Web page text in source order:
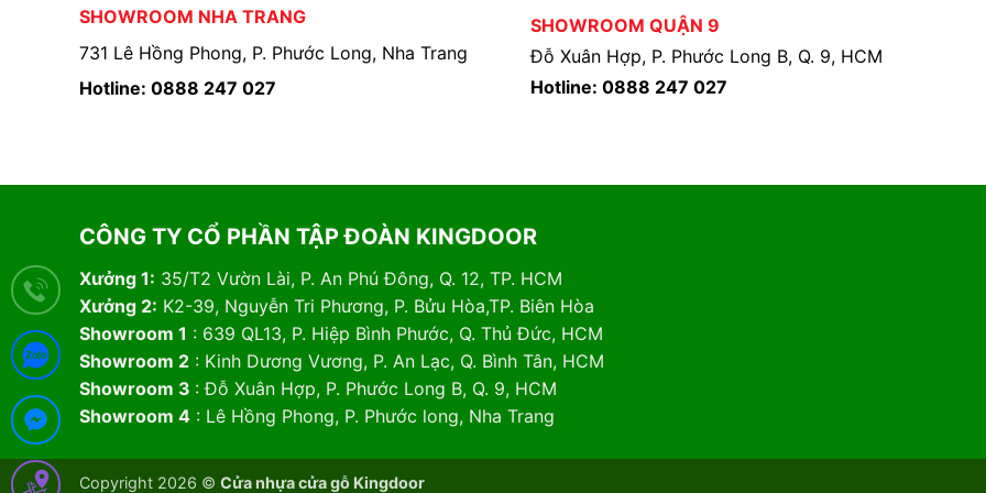
SHOWROOM NHA TRANG
731 Lê Hồng Phong, P. Phước Long, Nha Trang
Hotline: 0888 247 027
SHOWROOM QUẬN 9
Đỗ Xuân Hợp, P. Phước Long B, Q. 9, HCM
Hotline: 0888 247 027
CÔNG TY CỔ PHẦN TẬP ĐOÀN KINGDOOR
Xưởng 1: 35/T2 Vườn Lài, P. An Phú Đông, Q. 12, TP. HCM
Xưởng 2: K2-39, Nguyễn Tri Phương, P. Bửu Hòa,TP. Biên Hòa
Showroom 1 : 639 QL13, P. Hiệp Bình Phước, Q. Thủ Đức, HCM
Showroom 2: Kinh Dương Vương, P. An Lạc, Q. Bình Tân, HCM
Showroom 3 : Đỗ Xuân Hợp, P. Phước Long B, Q. 9, HCM
Showroom 4: Lê Hồng Phong, P. Phước long, Nha Trang
Copyright 2026 © Cửa nhựa cửa gỗ Kingdoor